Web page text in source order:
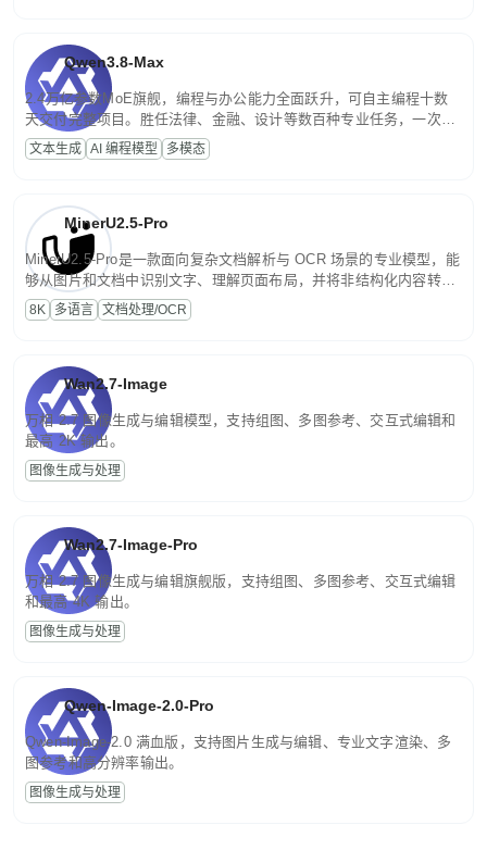
Qwen3.8-Max
2.4万亿参数MoE旗舰，编程与办公能力全面跃升，可自主编程十数
天交付完整项目。胜任法律、金融、设计等数百种专业任务，一次对
话端到端交付生产级成果。原生视觉理解贯穿规划、执行与验证全流
程，支持超长文档与长视频的深度语义解析。长程任务中自主规划与
文本生成 AI 编程模型 多模态
MinerU2.5-Pro
MinerU2.5-Pro是一款面向复杂文档解析与 OCR 场景的专业模型，能
够从图片和文档中识别文字、理解页面布局，并将非结构化内容转换
为便于存储、检索和二次处理的结构化结果。
8K 多语言 文档处理/OCR
Wan2.7-Image
万相 2.7 图像生成与编辑模型，支持组图、多图参考、交互式编辑和
最高 2K 输出。
图像生成与处理
Wan2.7-Image-Pro
万相 2.7 图像生成与编辑旗舰版，支持组图、多图参考、交互式编辑
和最高 4K 输出。
图像生成与处理
Qwen-Image-2.0-Pro
Qwen-Image-2.0 满血版，支持图片生成与编辑、专业文字渲染、多
图参考和高分辨率输出。
图像生成与处理